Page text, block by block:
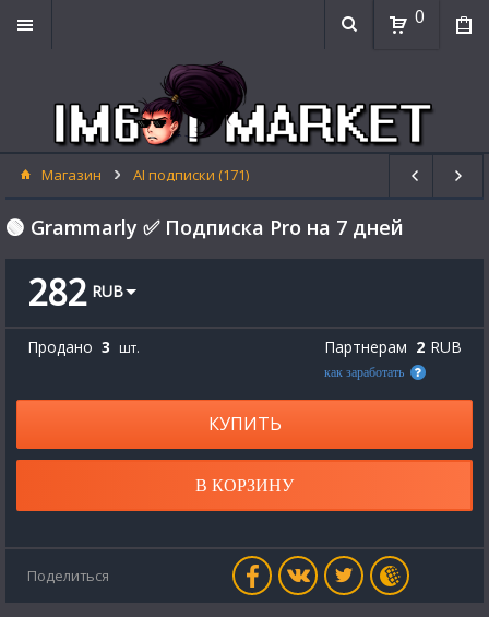
0
Магазин AI подписки (171)
🟢 Grammarly ✅ Подписка Pro на 7 дней
282 RUB
Продано 3 шт. Партнерам 2 RUB
как заработать
КУПИТЬ
В КОРЗИНУ
Поделиться